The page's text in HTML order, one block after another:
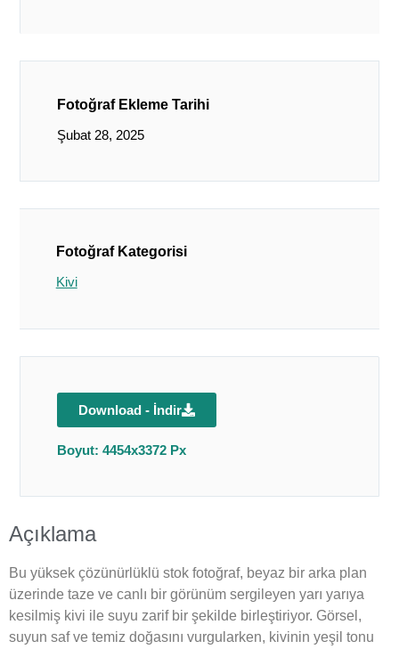
Fotoğraf Ekleme Tarihi
Şubat 28, 2025
Fotoğraf Kategorisi
Kivi
Download - İndir
Boyut: 4454x3372 Px
Açıklama
Bu yüksek çözünürlüklü stok fotoğraf, beyaz bir arka plan
üzerinde taze ve canlı bir görünüm sergileyen yarı yarıya
kesilmiş kivi ile suyu zarif bir şekilde birleştiriyor. Görsel,
suyun saf ve temiz doğasını vurgularken, kivinin yeşil tonu